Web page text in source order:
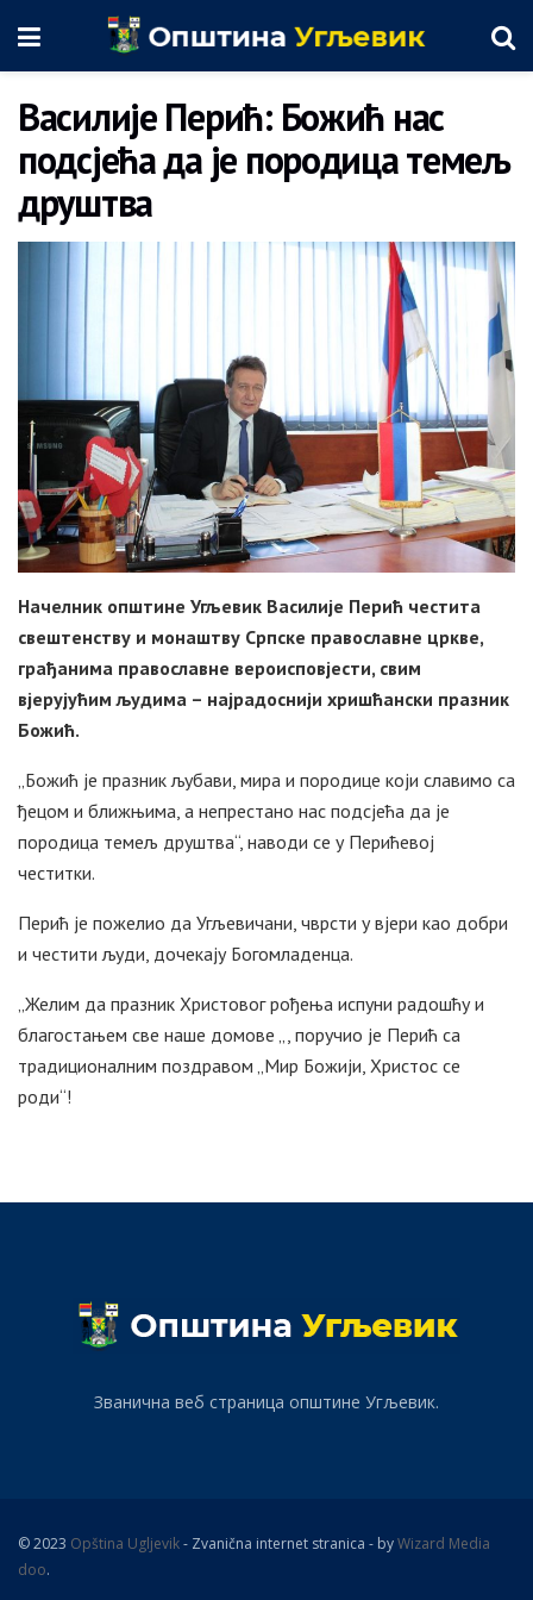
Василије Перић: Божић нас
подсјећа да је породица темељ
друштва
Начелник општине Угљевик Василије Перић честита
свештенству и монаштву Српске православне цркве,
грађанима православне вероисповјести, свим
вјерујућим људима – најрадоснији хришћански празник
Божић.
„Божић је празник љубави, мира и породице који славимо са
ђецом и ближњима, а непрестано нас подсјећа да је
породица темељ друштва“, наводи се у Перићевој
честитки.
Перић је пожелио да Угљевичани, чврсти у вјери као добри
и честити људи, дочекају Богомладенца.
„Желим да празник Христовог рођења испуни радошћу и
благостањем све наше домове „, поручио је Перић са
традиционалним поздравом „Мир Божији, Христос се
роди“!
Званична веб страница општине Угљевик.
© 2023 Opština Ugljevik- Zvanična internet stranica - byWizard Media
doo.